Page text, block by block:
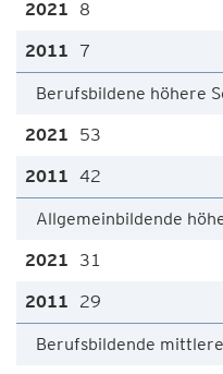
8
7
Berufsbildene höhere
53
42
Allgemeinbildende
31
29
Berufsbildende